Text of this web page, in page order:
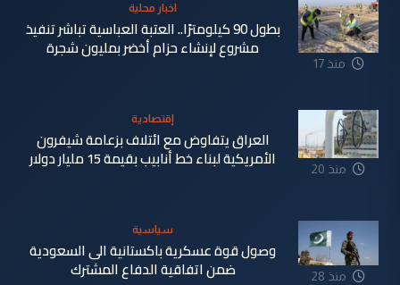
منذ 17
اخبار محلية
بطول 90 كيلومترًا.. العتبة العباسية تباشر تنفيذ
مشروع لإنشاء حزام أخضر بمليون شجرة
منذ 20
إقتصادية
العراق يتفاوض مع ائتلاف بزعامة شيفرون
الأمريكية لبناء خط أنابيب بقيمة 15 مليار دولار
منذ 28
سياسية
وصول قوة عسكرية باكستانية الى السعودية
ضمن اتفاقية الدفاع المشترك